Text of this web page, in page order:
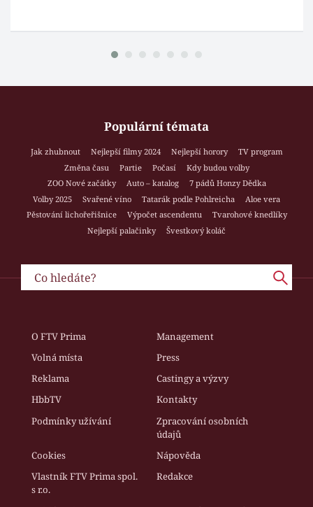
Populární témata
Jak zhubnout Nejlepší filmy 2024 Nejlepší horory
TV program
Změna času
Partie Počasí
Kdy budou volby
ZOO Nové začátky
Auto – katalog
7 pádů Honzy Dědka
Volby 2025
Svařené víno Tatarák podle Pohlreicha
Aloe vera
Pěstování lichořeřišnice
Výpočet ascendentu
Tvarohové knedlíky
Nejlepší palačinky
Švestkový koláč
O FTV Prima
Management
Volná místa
Press
Reklama
Castingy a výzvy
HbbTV
Kontakty
Podmínky užívání
Zpracování osobních
údajů
Cookies
Nápověda
Vlastník FTV Prima spol.
s r.o.
Redakce